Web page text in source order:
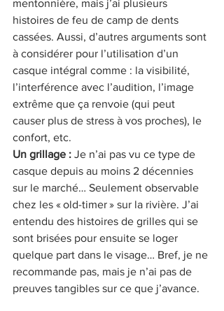
mentonnière, mais j’ai plusieurs
histoires de feu de camp de dents
cassées. Aussi, d’autres arguments sont
à considérer pour l’utilisation d’un
casque intégral comme : la visibilité,
l’interférence avec l’audition, l’image
extrême que ça renvoie (qui peut
causer plus de stress à vos proches), le
confort, etc.
Un grillage : Je n’ai pas vu ce type de
casque depuis au moins 2 décennies
sur le marché… Seulement observable
chez les « old-timer » sur la rivière. J’ai
entendu des histoires de grilles qui se
sont brisées pour ensuite se loger
quelque part dans le visage… Bref, je ne
recommande pas, mais je n’ai pas de
preuves tangibles sur ce que j’avance.